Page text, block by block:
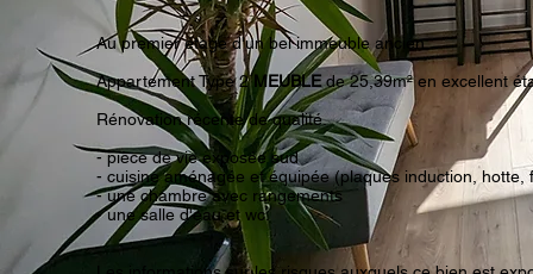
Au premier étage d'un bel immeuble ancien
Appartement Type 2 MEUBLEde 25,39m² en excellent
Rénovation récente de qualité.
- pièce de vie exposée sud
- cuisine aménagée et équipée (plaques induction,
- une chambre avec rangements
- une salle d'eau et wc.